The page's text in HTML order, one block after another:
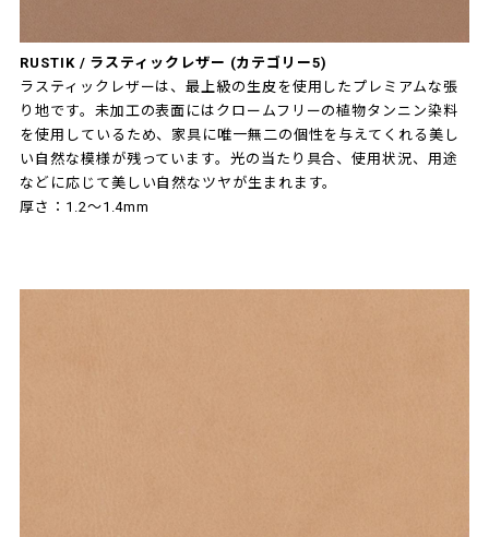
RUSTIK / ラスティックレザー (カテゴリー5)
ラスティックレザーは、最上級の生皮を使用したプレミアムな張
り地です。未加工の表面にはクロームフリーの植物タンニン染料
を使用しているため、家具に唯一無二の個性を与えてくれる美し
い自然な模様が残っています。光の当たり具合、使用状況、用途
などに応じて美しい自然なツヤが生まれます。
厚さ：1.2～1.4mm